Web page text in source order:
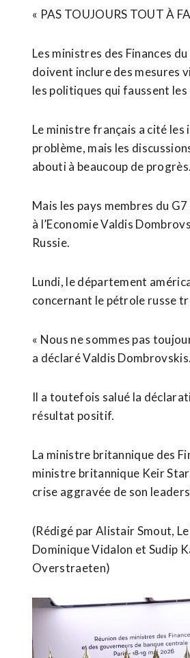
« PAS TOUJOURS TOUT À
Les ministres des Finances
doivent inclure des mesures
les politiques qui faussent les
Le ministre ​français a cité
problème, mais les
abouti à beaucoup de progrès.
Mais les pays membres du
à l’Economie Valdis
Russie.
Lundi, le département
concernant le pétrole russe
« Nous ne sommes pas
a déclaré Valdis Dombrovskis.
Il a toutefois salué la
résultat positif.
La ministre britannique des
ministre britannique Keir
crise aggravée de son
(Rédigé par Alistair Smout,
Dominique Vidalon et Sudip
Overstraeten)